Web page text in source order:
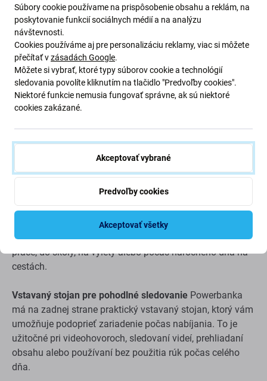
Powerbanka MagSafe 5000 mAh so
stojanom, čierna, FixPremium
Magnetické uchytenie pre jednoduché bezdrôtové
nabíjaniePowerbanka podporuje magnetické uchytenie
bezdrôtové nabíjanie jednoduché, pohodlné a ľahko sa
používa počas celého dňa.
Kapacita 5000 mAh pre každodenné dobíjanie
kapacite batérie 5000 mAh poskytuje táto powerbanka
praktický záložný zdroj energie, keď nemáte po ruke
nabíjačku. Je vhodná do práce, na cesty, dochádzanie do
práce, do školy, na výlety alebo počas náročného dňa na
cestách.
Vstavaný stojan pre pohodlné sledovanie Powerbanka
má na zadnej strane praktický vstavaný stojan, ktorý vám
umožňuje podoprieť zariadenie počas nabíjania. To je
užitočné pri videohovoroch, sledovaní videí, prehliadaní
obsahu alebo používaní bez použitia rúk počas celého
dňa.
Súbory cookie používame na prispôsobenie obsahu a reklám, na
poskytovanie funkcií sociálnych médií a na analýzu
návštevnosti.
Cookies používáme aj pre personalizáciu reklamy, viac si môžete
přečítať vzásadách Google.
Môžete si vybrať, ktoré typy súborov cookie a technológií
sledovania povolíte kliknutím na tlačidlo "Predvoľby cookies".
Niektoré funkcie nemusia fungovať správne, ak sú niektoré
cookies zakázané.
Akceptovať vybrané
Predvoľby cookies
Akceptovať všetky